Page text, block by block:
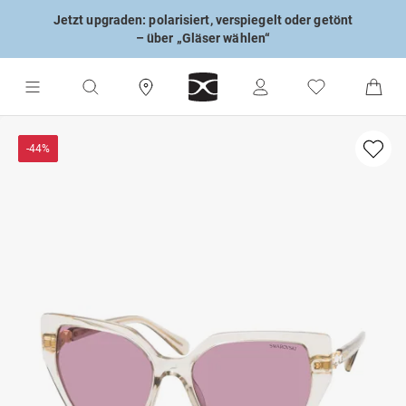
Jetzt upgraden: polarisiert, verspiegelt oder getönt
– über „Gläser wählen“
-44%